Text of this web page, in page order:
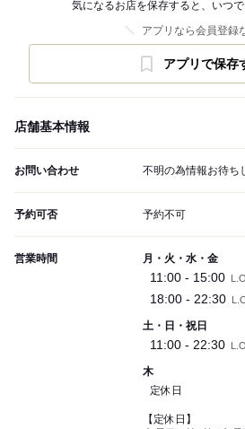
気になるお店を保存すると、いつで
アプリなら会員登録
アプリで保存
店舗基本情報
お問い合わせ 不明の為情報お待ち
予約可否 予約不可
営業時間 月・火・水・金
11:00 - 15:00
18:00 - 22:30
土・日・祝日
11:00 - 22:30
木
定休日
【定休日】